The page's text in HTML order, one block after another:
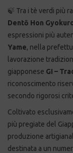
🍃 Tra i tè verdi più
Dentō Hon
espressioni più
Yame, nella
lavorazione
giapponese GI –
riconoscimento
secondo rigorosi
Coltivato
più pregiate del
produzione
destinata a un